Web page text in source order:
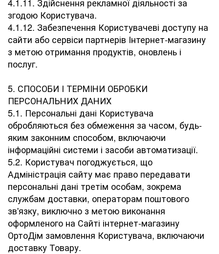
згодою Користувача.
4.1.12. Забезпечення Користувачеві доступу на
сайти або сервіси партнерів Інтернет-магазину
з метою отримання продуктів, оновлень і
послуг.
5. СПОСОБИ І ТЕРМІНИ ОБРОБКИ
ПЕРСОНАЛЬНИХ ДАНИХ
5.1. Персональні дані Користувача
обробляються без обмеження за часом, будь-
яким законним способом, включаючи
інформаційні системи і засоби автоматизації.
5.2. Користувач погоджується, що
Адміністрація сайту має право передавати
персональні дані третім особам, зокрема
службам доставки, операторам поштового
зв'язку, виключно з метою виконання
оформленого на Сайті інтернет-магазину
ОртоДім замовлення Користувача, включаючи
доставку Товару.